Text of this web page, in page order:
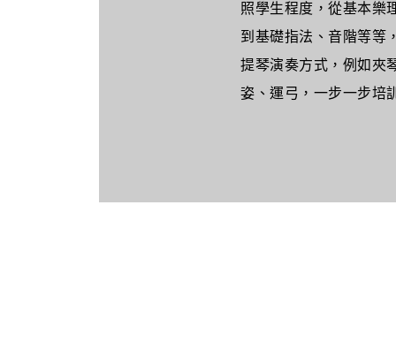
照學生程度，從基本樂
到基礎指法、音階等等
提琴演奏方式，例如夾
姿、運弓，一步一步培